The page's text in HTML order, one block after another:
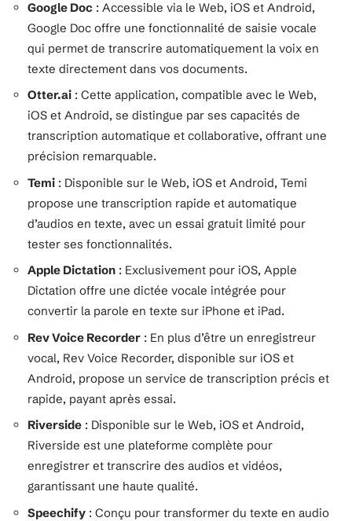
Google Doc : Accessible via le Web, iOS et Android,
Google Doc offre une fonctionnalité de saisie vocale
qui permet de transcrire automatiquement la voix en
texte directement dans vos documents.
Otter.ai : Cette application, compatible avec le Web,
iOS et Android, se distingue par ses capacités de
transcription automatique et collaborative, offrant une
précision remarquable.
Temi : Disponible sur le Web, iOS et Android, Temi
propose une transcription rapide et automatique
d’audios en texte, avec un essai gratuit limité pour
tester ses fonctionnalités.
Apple Dictation : Exclusivement pour iOS, Apple
Dictation offre une dictée vocale intégrée pour
convertir la parole en texte sur iPhone et iPad.
Rev Voice Recorder : En plus d’être un enregistreur
vocal, Rev Voice Recorder, disponible sur iOS et
Android, propose un service de transcription précis et
rapide, payant après essai.
Riverside : Disponible sur le Web, iOS et Android,
Riverside est une plateforme complète pour
enregistrer et transcrire des audios et vidéos,
garantissant une haute qualité.
Speechify : Conçu pour transformer du texte en audio